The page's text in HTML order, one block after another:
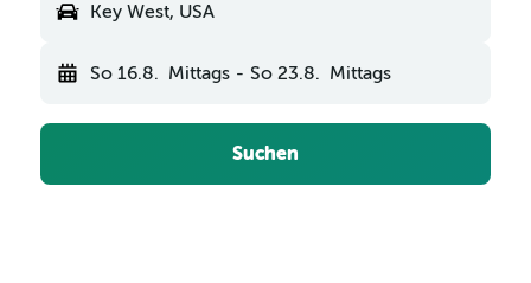
Key West, USA
So 16.8. Mittags - So 23.8. Mittags
Suchen